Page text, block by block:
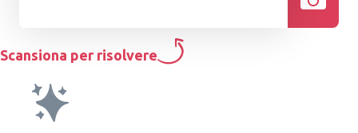
Scansiona per risolvere